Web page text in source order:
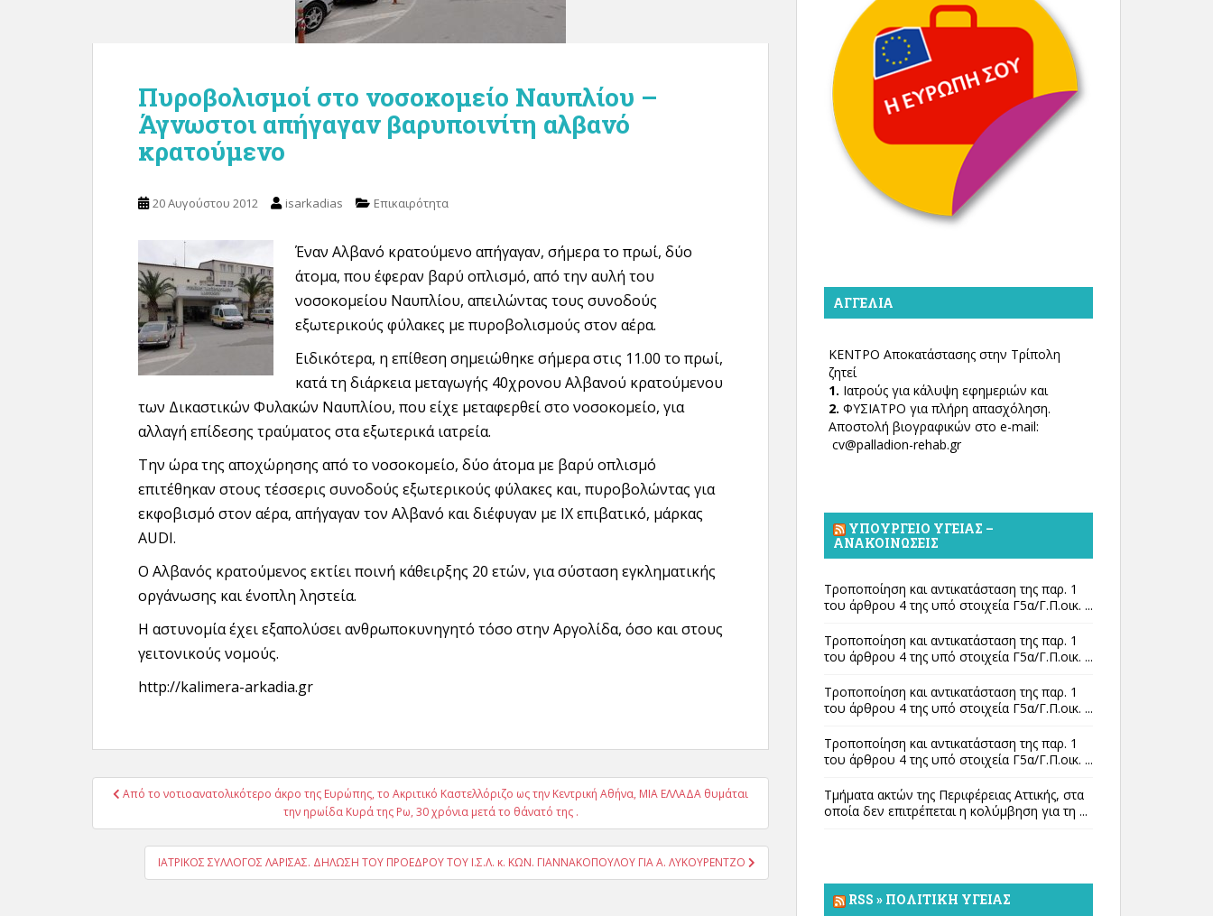
Πυροβολισμοί στο νοσοκομείο Ναυπλίου –
Άγνωστοι απήγαγαν βαρυποινίτη αλβανό
κρατούμενο
20 Αυγούστου 2012 isarkadias Επικαιρότητα
Έναν Αλβανό κρατούμενο απήγαγαν, σήμερα το πρωί, δύο
άτομα, που έφεραν βαρύ οπλισμό, από την αυλή του
νοσοκομείου Ναυπλίου, απειλώντας τους συνοδούς
εξωτερικούς φύλακες με πυροβολισμούς στον αέρα.
Ειδικότερα, η επίθεση σημειώθηκε σήμερα στις 11.00 το πρωί,
κατά τη διάρκεια μεταγωγής 40χρονου Αλβανού κρατούμενου
των Δικαστικών Φυλακών Ναυπλίου, που είχε μεταφερθεί στο νοσοκομείο, για
αλλαγή επίδεσης τραύματος στα εξωτερικά ιατρεία.
Την ώρα της αποχώρησης από το νοσοκομείο, δύο άτομα με βαρύ οπλισμό
επιτέθηκαν στους τέσσερις συνοδούς εξωτερικούς φύλακες και, πυροβολώντας για
εκφοβισμό στον αέρα, απήγαγαν τον Αλβανό και διέφυγαν με ΙΧ επιβατικό, μάρκας
AUDI.
Ο Αλβανός κρατούμενος εκτίει ποινή κάθειρξης 20 ετών, για σύσταση εγκληματικής
οργάνωσης και ένοπλη ληστεία.
Η αστυνομία έχει εξαπολύσει ανθρωποκυνηγητό τόσο στην Αργολίδα, όσο και στους
γειτονικούς νομούς.
http://kalimera-arkadia.gr
Πλοήγηση
Από το νοτιοανατολικότερο άκρο της Ευρώπης, το Ακριτικό Καστελλόριζο ως την Κεντρική Αθήνα, ΜΙΑ ΕΛΛΑΔΑ θυμάται
την ηρωίδα Κυρά της Ρω, 30 χρόνια μετά το θάνατό της .
ΙΑΤΡΙΚΟΣ ΣΥΛΛΟΓΟΣ ΛΑΡΙΣΑΣ. ΔΗΛΩΣΗ ΤΟΥ ΠΡΟΕΔΡΟΥ ΤΟΥ Ι.Σ.Λ. κ. ΚΩΝ. ΓΙΑΝΝΑΚΟΠΟΥΛΟΥ ΓΙΑ Α. ΛΥΚΟΥΡΕΝΤΖΟ
ΑΓΓΕΛΊΑ
ΚΕΝΤΡΟ Αποκατάστασης στην Τρίπολη
ζητεί
1. Ιατρούς για κάλυψη εφημεριών και
2. ΦΥΣΙΑΤΡΟ για πλήρη απασχόληση.
Αποστολή βιογραφικών στο e-mail:
cv@palladion-rehab.gr
ΥΠΟΥΡΓΕΊΟ ΥΓΕΊΑΣ –
ΑΝΑΚΟΙΝΏΣΕΙΣ
Τροποποίηση και αντικατάσταση της παρ. 1
του άρθρου 4 της υπό στοιχεία Γ5α/Γ.Π.οικ. ...
Τροποποίηση και αντικατάσταση της παρ. 1
του άρθρου 4 της υπό στοιχεία Γ5α/Γ.Π.οικ. ...
Τροποποίηση και αντικατάσταση της παρ. 1
του άρθρου 4 της υπό στοιχεία Γ5α/Γ.Π.οικ. ...
Τροποποίηση και αντικατάσταση της παρ. 1
του άρθρου 4 της υπό στοιχεία Γ5α/Γ.Π.οικ. ...
Τμήματα ακτών της Περιφέρειας Αττικής, στα
οποία δεν επιτρέπεται η κολύμβηση για τη ...
RSS » ΠΟΛΙΤΙΚΉ ΥΓΕΊΑΣ